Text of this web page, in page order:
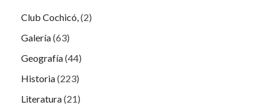
Club Cochicó,(2)
Galería(63)
Geografía(44)
Historia(223)
Literatura(21)